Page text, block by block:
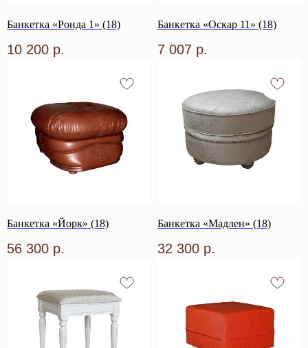
Банкетка «Ронда 1» (18)
10 200 р.
Банкетка «Оскар 11» (18)
7 007 р.
Банкетка «Йорк» (18)
56 300 р.
Банкетка «Мадлен» (18)
32 300 р.